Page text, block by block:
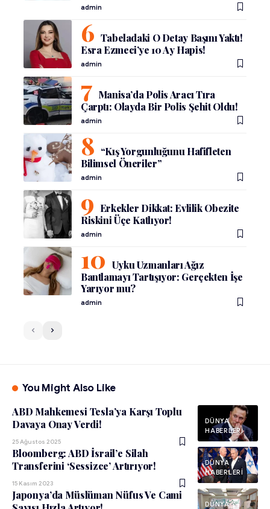
admin
Tabeladaki O Detay Başını Yaktı!
Esra Ezmeci’ye 10 Ay Hapis!
admin
Manisa’da Polis Aracı Tıra
Çarptı: Olayda Bir Polis Şehit Oldu!
admin
“Kış Yorgunluğunu Hafifleten
Bilimsel Öneriler”
admin
Erkekler Dikkat: Evlilik Obezite
Riskini Üçe Katlıyor!
admin
Uyku Uzmanları Ağız
Bantlamayı Tartışıyor: Gerçekten İşe
Yarıyor mu?
admin
You Might Also Like
DÜNYA
HABERLERI
ABD Mahkemesi Tesla’ya Karşı Toplu
Davaya Onay Verdi!
25 Ağustos 2025
DÜNYA
HABERLERI
Bloomberg: ABD İsrail’e Silah
Transferini ‘Sessizce’ Artırıyor!
15 Kasım 2023
DÜNYA
Japonya’da Müslüman Nüfus Ve Cami